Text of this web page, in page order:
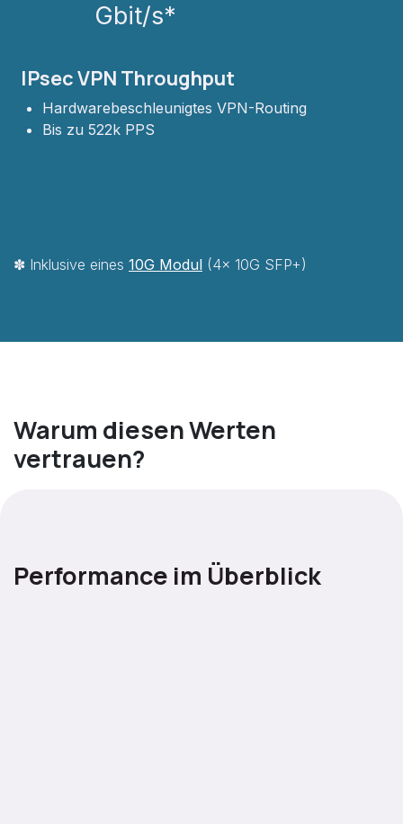
Gbit/s*
IPsec VPN Throughput
Hardwarebeschleunigtes VPN-Routing
Bis zu 522k PPS
✽ Inklusive eines 10G M​odul (4x 10G SFP+)
Warum diesen Werten
vertrauen?
Performance im Überblick